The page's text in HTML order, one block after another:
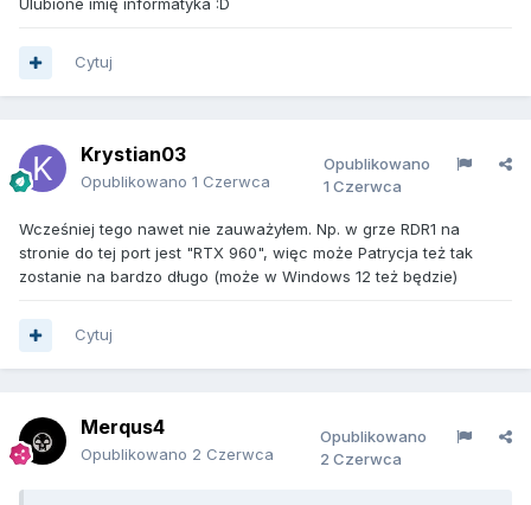
Cytuj
Krystian03
Opublikowano 1 Czerwca
Opublikowano
1 Czerwca
Wcześniej tego nawet nie zauważyłem. Np. w grze RDR1 na
stronie do tej port jest "RTX 960", więc może Patrycja też tak
zostanie na bardzo długo (może w Windows 12 też będzie)
Cytuj
Merqus4
Opublikowano 2 Czerwca
Opublikowano
2 Czerwca